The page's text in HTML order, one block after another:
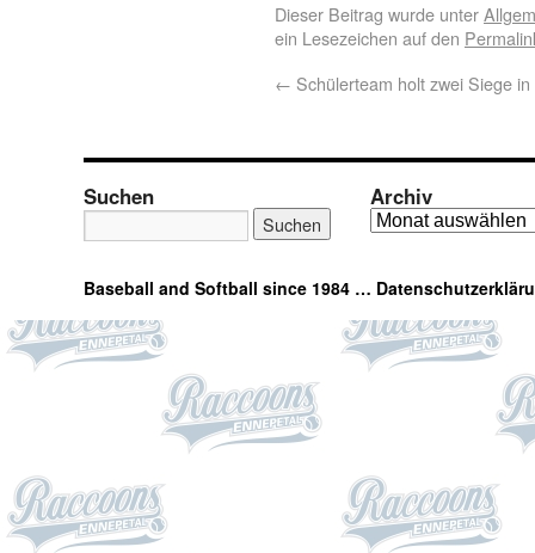
Dieser Beitrag wurde unter
ein Lesezeichen auf den
← Schülerteam holt zwei Siege
Suchen Archiv
Baseball and Softball since 1984 …